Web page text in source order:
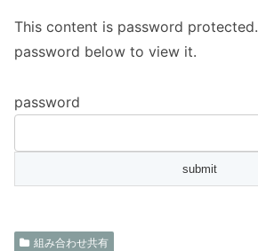
This content is password
password below to view it.
password
組み合わせ共有